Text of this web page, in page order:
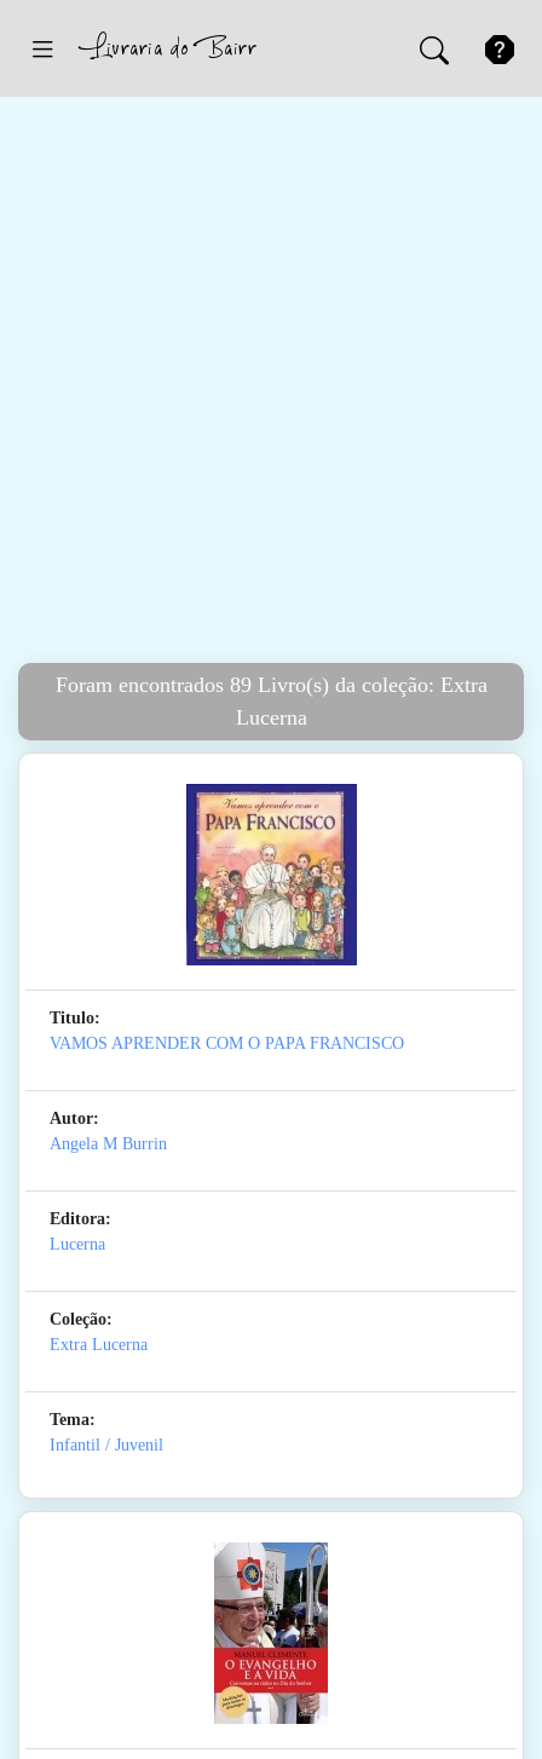
Foram encontrados 89 Livro(s) da coleção: Extra
Lucerna
Titulo:
VAMOS APRENDER COM O PAPA FRANCISCO
Autor:
Angela M Burrin
Editora:
Lucerna
Coleção:
Extra Lucerna
Tema:
Infantil / Juvenil